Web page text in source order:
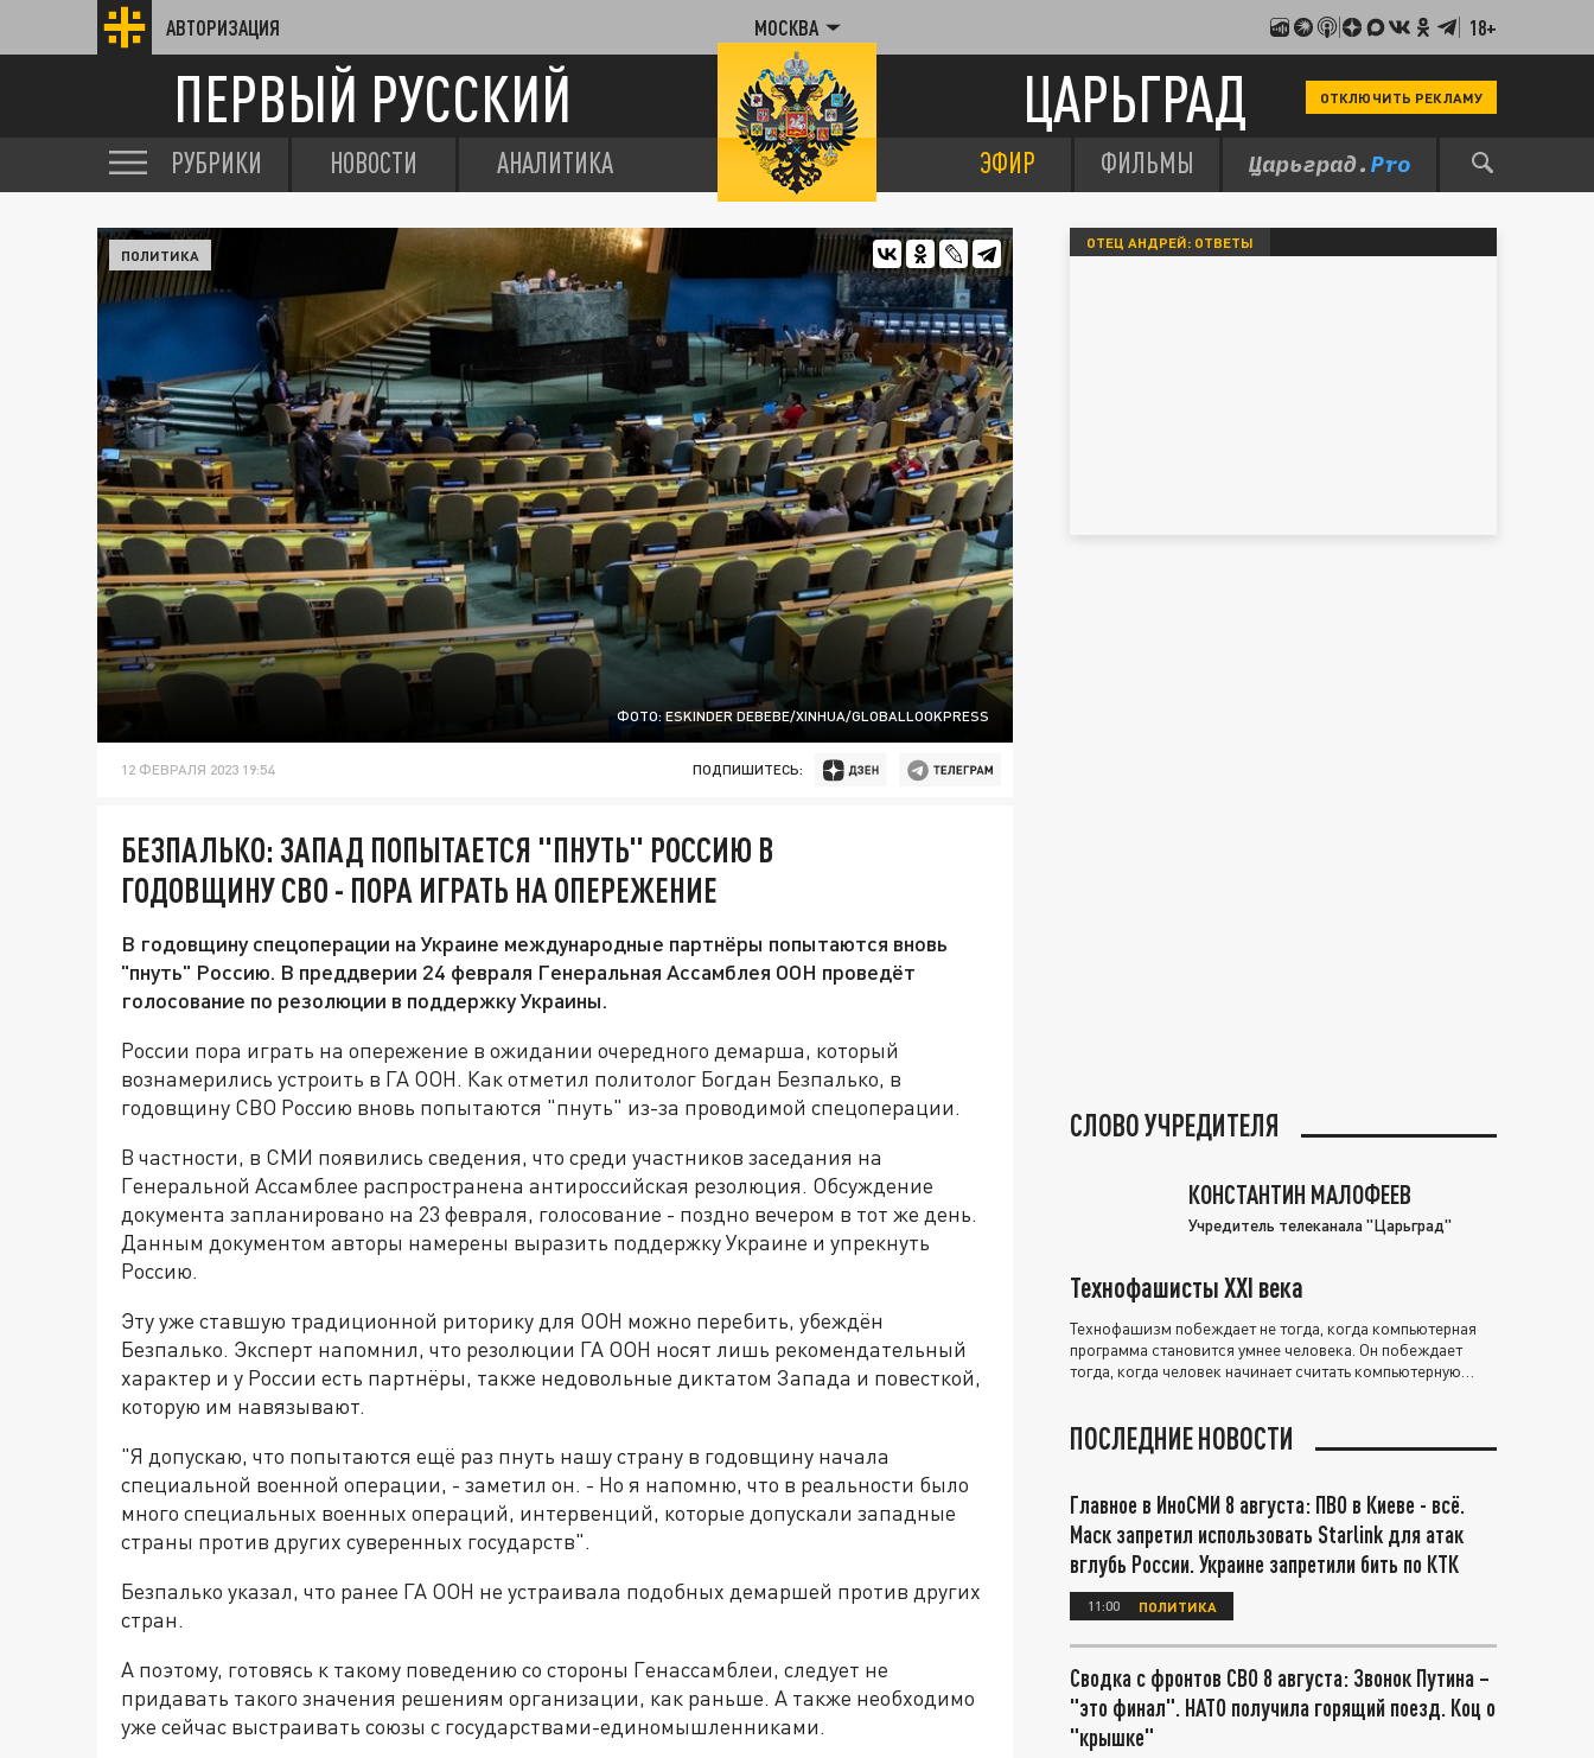
АВТОРИЗАЦИЯ МОСКВА 18+
ПЕРВЫЙ РУССКИЙ ЦАРЬГРАД ОТКЛЮЧИТЬ РЕКЛАМУ
РУБРИКИ НОВОСТИ АНАЛИТИКА ЭФИР ФИЛЬМЫ
ФОТО: ESKINDER DEBEBE/XINHUA/GLOBALLOOKPRESS
ПОЛИТИКА
12 ФЕВРАЛЯ 2023 19:54 ПОДПИШИТЕСЬ:
БЕЗПАЛЬКО: ЗАПАД ПОПЫТАЕТСЯ "ПНУТЬ" РОССИЮ В
ГОДОВЩИНУ СВО - ПОРА ИГРАТЬ НА ОПЕРЕЖЕНИЕ
В годовщину спецоперации на Украине международные партнёры попытаются вновь
"пнуть" Россию. В преддверии 24 февраля Генеральная Ассамблея ООН проведёт
голосование по резолюции в поддержку Украины.
России пора играть на опережение в ожидании очередного демарша, который
вознамерились устроить в ГА ООН. Как отметил политолог Богдан Безпалько, в
годовщину СВО Россию вновь попытаются "пнуть" из-за проводимой спецоперации.
В частности, в СМИ появились сведения, что среди участников заседания на
Генеральной Ассамблее распространена антироссийская резолюция. Обсуждение
документа запланировано на 23 февраля, голосование - поздно вечером в тот же день.
Данным документом авторы намерены выразить поддержку Украине и упрекнуть
Россию.
Эту уже ставшую традиционной риторику для ООН можно перебить, убеждён
Безпалько. Эксперт напомнил, что резолюции ГА ООН носят лишь рекомендательный
характер и у России есть партнёры, также недовольные диктатом Запада и повесткой,
которую им навязывают.
"Я допускаю, что попытаются ещё раз пнуть нашу страну в годовщину начала
специальной военной операции, - заметил он. - Но я напомню, что в реальности было
много специальных военных операций, интервенций, которые допускали западные
страны против других суверенных государств".
Безпалько указал, что ранее ГА ООН не устраивала подобных демаршей против других
стран.
А поэтому, готовясь к такому поведению со стороны Генассамблеи, следует не
придавать такого значения решениям организации, как раньше. А также необходимо
уже сейчас выстраивать союзы с государствами-единомышленниками.
ОТЕЦ АНДРЕЙ: ОТВЕТЫ
СЛОВО УЧРЕДИТЕЛЯ
КОНСТАНТИН МАЛОФЕЕВ
Учредитель телеканала "Царьград"
Технофашисты XXI века
Технофашизм побеждает не тогда, когда компьютерная
программа становится умнее человека. Он побеждает
тогда, когда человек начинает считать компьютерную
ПОСЛЕДНИЕ НОВОСТИ
Главное в ИноСМИ 8 августа: ПВО в Киеве - всё.
Маск запретил использовать Starlink для атак
вглубь России. Украине запретили бить по КТК
11:00 ПОЛИТИКА
Сводка с фронтов СВО 8 августа: Звонок Путина –
"это финал". НАТО получила горящий поезд. Коц о
"крышке"